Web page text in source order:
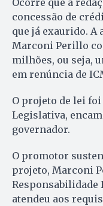
Ocorre que a
concessão de
que já exaurido.
Marconi Perillo
milhões, ou seja,
em renúncia de
O projeto de lei
Legislativa,
governador.
O promotor
projeto, Marconi
Responsabilidade
atendeu aos